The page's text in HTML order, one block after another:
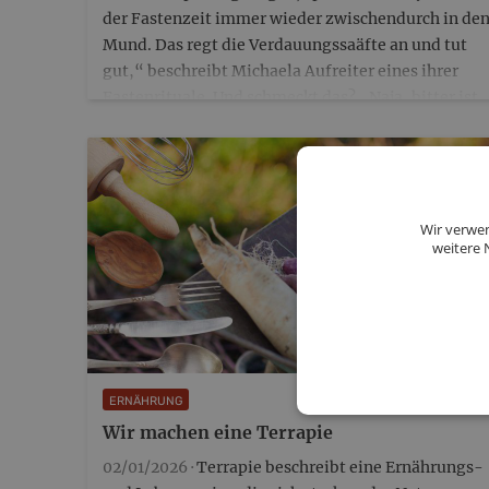
der Fastenzeit immer wieder zwischendurch in den
Mund. Das regt die Verdauungssaäfte an und tut
gut,“ beschreibt Michaela Aufreiter eines ihrer
ERNÄHRUNG
Wir machen eine Terrapie
02/01/2026 ·Terrapie beschreibt eine Ernährungs-
Wir
weitere